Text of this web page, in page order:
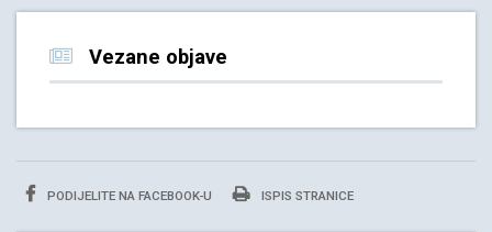
Vezane objave
PODIJELITE NA FACEBOOK-U ISPIS STRANICE